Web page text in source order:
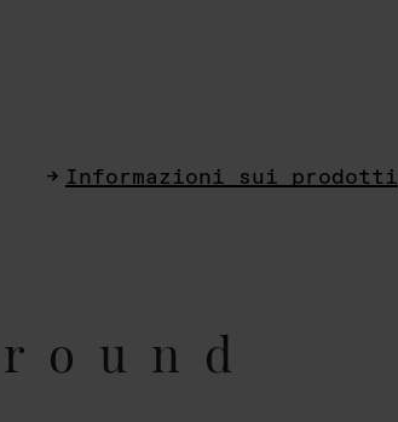
Informazioni sui prodotti